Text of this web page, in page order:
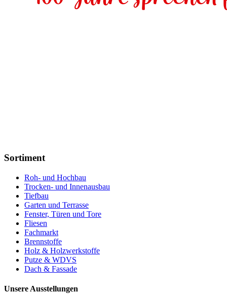
Sortiment
Roh- und Hochbau
Trocken- und Innenausbau
Tiefbau
Garten und Terrasse
Fenster, Türen und Tore
Fliesen
Fachmarkt
Brennstoffe
Holz & Holzwerkstoffe
Putze & WDVS
Dach & Fassade
Unsere Ausstellungen